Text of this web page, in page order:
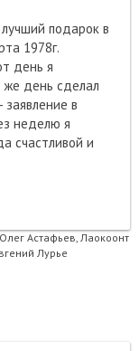
подарок в
1978г.
день я
же день сделал
в
неделю я
счастливой и
Астафьев, Лаокоонт
Лурье